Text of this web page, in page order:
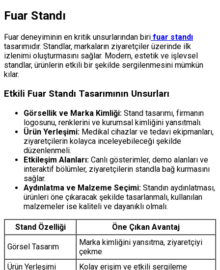
Fuar Standı
Fuar deneyiminin en kritik unsurlarından biri fuar standı
tasarımıdır. Standlar, markaların ziyaretçiler üzerinde ilk
izlenimi oluşturmasını sağlar. Modern, estetik ve işlevsel
standlar, ürünlerin etkili bir şekilde sergilenmesini mümkün
kılar.
Etkili Fuar Standı Tasarımının Unsurları
Görsellik ve Marka Kimliği: Stand tasarımı, firmanın
logosunu, renklerini ve kurumsal kimliğini yansıtmalı.
Ürün Yerleşimi: Medikal cihazlar ve tedavi ekipmanları,
ziyaretçilerin kolayca inceleyebileceği şekilde
düzenlenmeli.
Etkileşim Alanları: Canlı gösterimler, demo alanları ve
interaktif bölümler, ziyaretçilerin standla bağ kurmasını
sağlar.
Aydınlatma ve Malzeme Seçimi: Standın aydınlatması,
ürünleri öne çıkaracak şekilde tasarlanmalı, kullanılan
malzemeler ise kaliteli ve dayanıklı olmalı.
Stand Özelliği Öne Çıkan Avantaj
Görsel Tasarım
Marka kimliğini yansıtma, ziyaretçiyi
çekme
Ürün Yerleşimi
Kolay erişim ve etkili sergileme